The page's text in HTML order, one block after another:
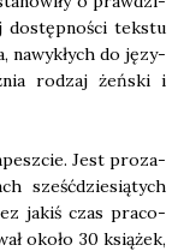
dostęp­no­ści tek­stu
nawy­kłych do języ­
rodzaj żeń­ski i
Jest pro­za­
sześć­dzie­sią­tych
jakiś czas pra­co­
oko­ło 30 ksią­żek,